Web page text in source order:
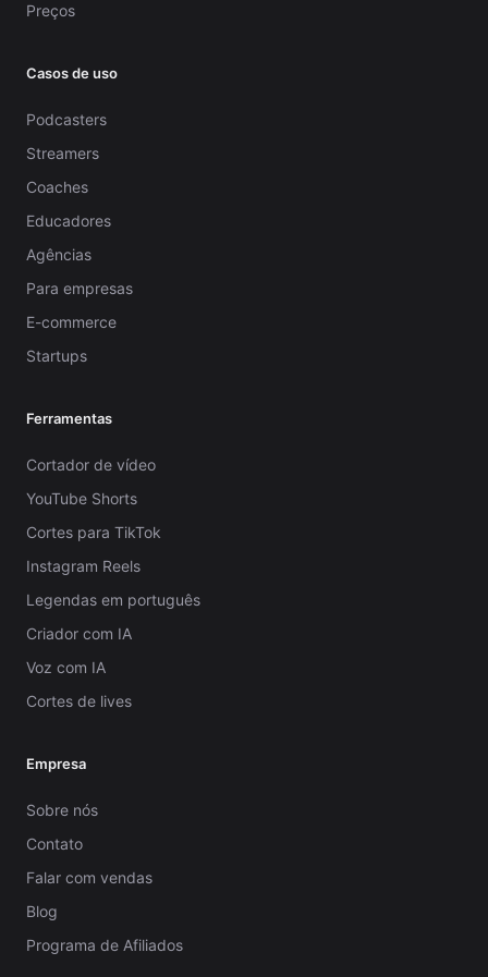
Preços
Casos de uso
Podcasters
Streamers
Coaches
Educadores
Agências
Para empresas
E-commerce
Startups
Ferramentas
Cortador de vídeo
YouTube Shorts
Cortes para TikTok
Instagram Reels
Legendas em português
Criador com IA
Voz com IA
Cortes de lives
Empresa
Sobre nós
Contato
Falar com vendas
Blog
Programa de Afiliados